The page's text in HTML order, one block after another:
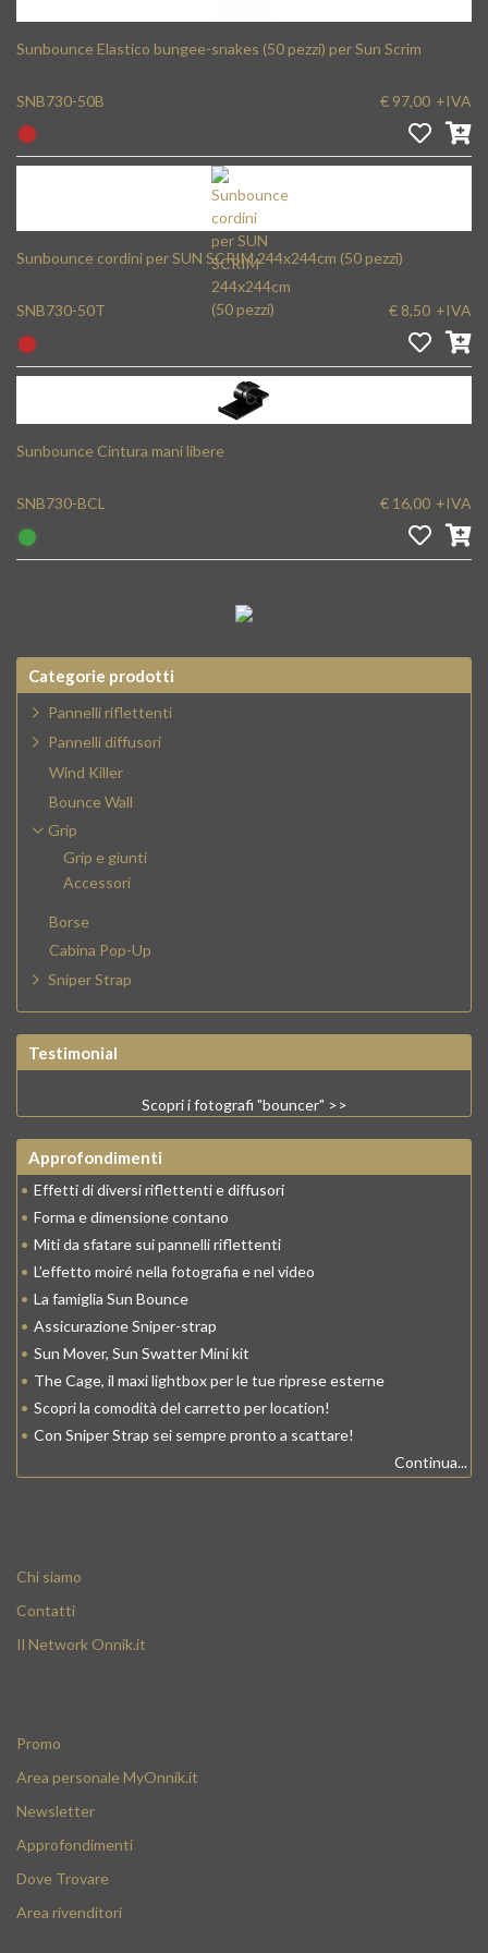
Sunbounce Elastico bungee-snakes (50 pezzi) per Sun Scrim
SNB730-50B € 97,00 +IVA
Sunbounce cordini per SUN SCRIM 244x244cm (50 pezzi)
SNB730-50T € 8,50 +IVA
Sunbounce Cintura mani libere
SNB730-BCL € 16,00 +IVA
Categorie prodotti
Pannelli riflettenti
Pannelli diffusori
Wind Killer
Bounce Wall
Grip
Grip e giunti
Accessori
Borse
Cabina Pop-Up
Sniper Strap
Testimonial
Scopri i fotografi "bouncer" >>
Approfondimenti
• Effetti di diversi riflettenti e diffusori
• Forma e dimensione contano
• Miti da sfatare sui pannelli riflettenti
• L’effetto moiré nella fotografia e nel video
• La famiglia Sun Bounce
• Assicurazione Sniper-strap
• Sun Mover, Sun Swatter Mini kit
• The Cage, il maxi lightbox per le tue riprese esterne
• Scopri la comodità del carretto per location!
• Con Sniper Strap sei sempre pronto a scattare!
Continua...
Chi siamo
Contatti
Il Network Onnik.it
Promo
Area personale MyOnnik.it
Newsletter
Approfondimenti
Dove Trovare
Area rivenditori